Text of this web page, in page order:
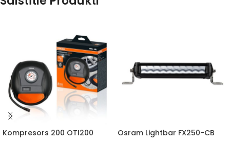
Kompresors 200 OTI200 Osram Lightbar FX250-CB